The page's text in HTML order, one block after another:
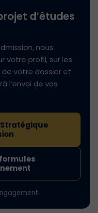
d’études
nous
votre profil, sur les
votre dossier et
l’envoi de vos
Stratégique